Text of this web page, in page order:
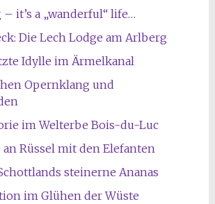
it’s a „wanderful“ life…
Die Lech Lodge am Arlberg
Idylle im Ärmelkanal
Opernklang und
im Welterbe Bois-du-Luc
an Rüssel mit den Elefanten
steinerne Ananas
im Glühen der Wüste